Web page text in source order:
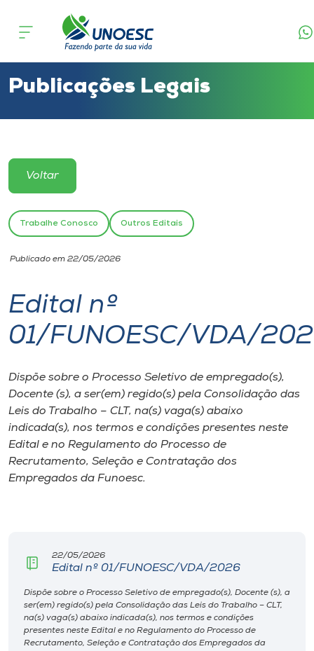
Cursos
Atendimento ao Estudante
Portal de Ensino
Unoesc
Internacionalização
I.nova
Diplomados
Cultura
Editora
Rádio
Museu
Publicações Legais
Voltar
Trabalhe Conosco Outros Editais
Publicado em 22/05/2026
Edital nº
01/FUNOESC/VDA/
Dispõe sobre o Processo Seletivo de empregado(s),
Docente (s), a ser(em) regido(s) pela Consolidação das
Leis do Trabalho – CLT, na(s) vaga(s) abaixo
indicada(s), nos termos e condições presentes neste
Edital e no Regulamento do Processo de
Recrutamento, Seleção e Contratação dos
Empregados da Funoesc.
22/05/2026
Edital nº 01/FUNOESC/VDA/2026
Dispõe sobre o Processo Seletivo de empregado(s), Docente (s), a
ser(em) regido(s) pela Consolidação das Leis do Trabalho – CLT,
na(s) vaga(s) abaixo indicada(s), nos termos e condições
presentes neste Edital e no Regulamento do Processo de
Recrutamento, Seleção e Contratação dos Empregados da